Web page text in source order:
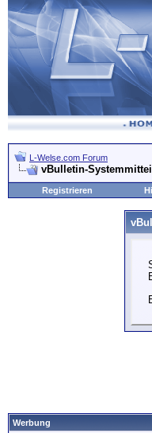
L-Welse.com Forum
vBulletin-
Registrieren
Werbung